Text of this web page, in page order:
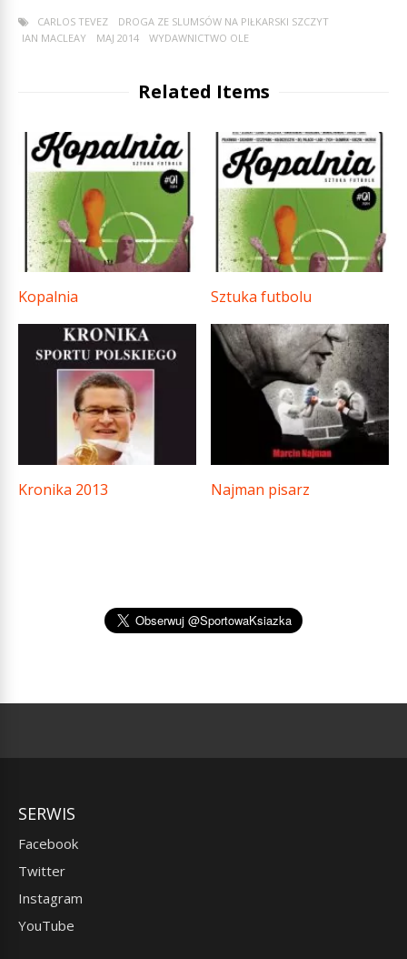
CARLOS TEVEZ
DROGA ZE SLUMSÓW NA PIŁKARSKI SZCZYT
IAN MACLEAY
MAJ 2014 WYDAWNICTWO OLE
Related Items
Kopalnia Sztuka futbolu
Kronika 2013 Najman pisarz
SERWIS
Facebook
Twitter
Instagram
YouTube